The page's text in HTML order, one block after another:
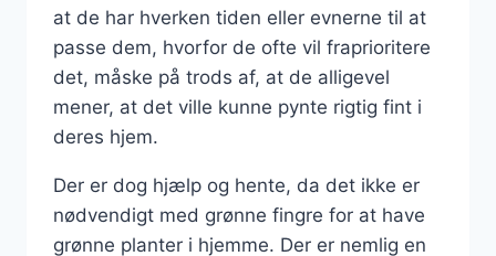
at de har hverken tiden eller evnerne til at
passe dem, hvorfor de ofte vil fraprioritere
det, måske på trods af, at de alligevel
mener, at det ville kunne pynte rigtig fint i
deres hjem.
Der er dog hjælp og hente, da det ikke er
nødvendigt med grønne fingre for at have
grønne planter i hjemme. Der er nemlig en